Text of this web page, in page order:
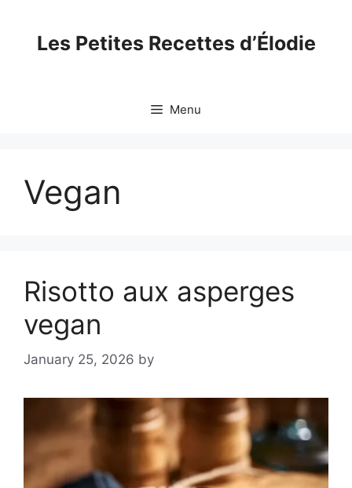
contentLes Petites Recettes d’Élodie
Menu
Vegan
Risotto aux asperges
vegan
January 25, 2026 by